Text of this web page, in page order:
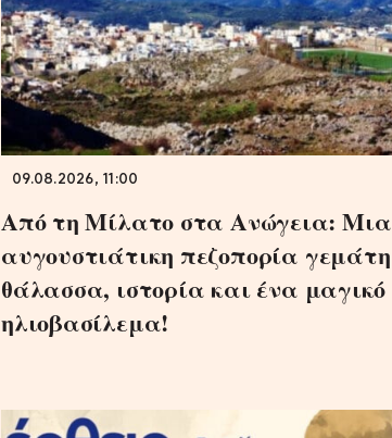
09.08.2026, 11:00
Από τη Μίλατο στα Ανώγεια: Μια
αυγουστιάτικη πεζοπορία γεμάτη
θάλασσα, ιστορία και ένα μαγικό
ηλιοβασίλεμα!